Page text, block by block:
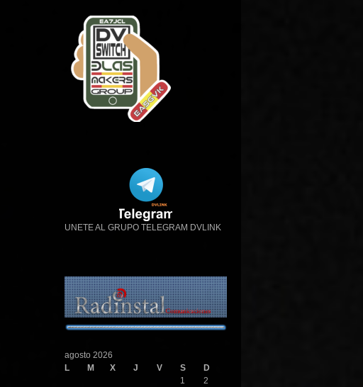
UNETE AL GRUPO TELEGRAM DVLINK
agosto 2026
L
M X J V S
D
1
2